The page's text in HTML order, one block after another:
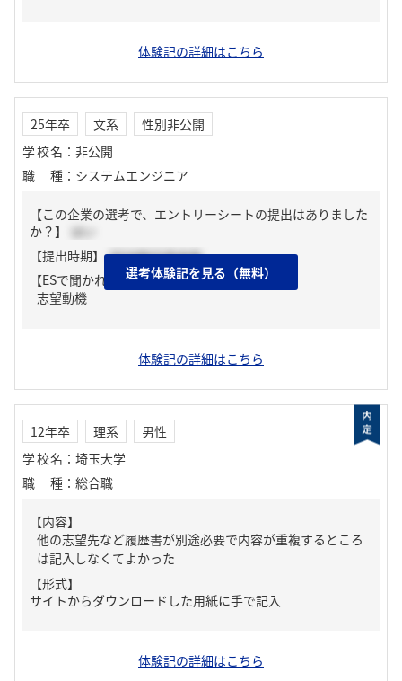
体験記の詳細はこちら
25年卒 文系
性別非公開
学校名 ： 非公開
職種 ： システムエンジニア
【この企業の選考で、エントリーシートの提出はありました
か？】
はい
【提出時期】 2024年03月中旬
【ESで聞かれた質問】
志望動機
体験記の詳細はこちら
選考体験記を見る（無料）
12年卒 理系
男性
学校名 ： 埼玉大学
職種 ： 総合職
【内容】
他の志望先など履歴書が別途必要で内容が重複するところ
は記入しなくてよかった
【形式】
サイトからダウンロードした用紙に手で記入
体験記の詳細はこちら